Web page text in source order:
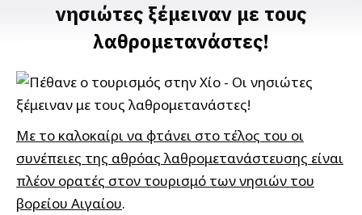
νησιώτες ξέμειναν με τους
λαθρομετανάστες!
Με το καλοκαίρι να φτάνει στο τέλος του οι
συνέπειες της αθρόας λαθρομετανάστευσης είναι
πλέον ορατές στον τουρισμό των νησιών του
βορείου Αιγαίου.